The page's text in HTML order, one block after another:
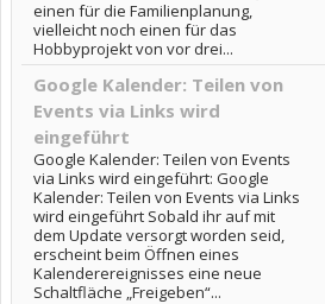
einen für die Familienplanung,
vielleicht noch einen für das
Hobbyprojekt von vor drei...
Google Kalender: Teilen von
Events via Links wird
eingeführt
Google Kalender: Teilen von Events
via Links wird eingeführt: Google
Kalender: Teilen von Events via Links
wird eingeführt Sobald ihr auf mit
dem Update versorgt worden seid,
erscheint beim Öffnen eines
Kalenderereignisses eine neue
Schaltfläche „Freigeben“...